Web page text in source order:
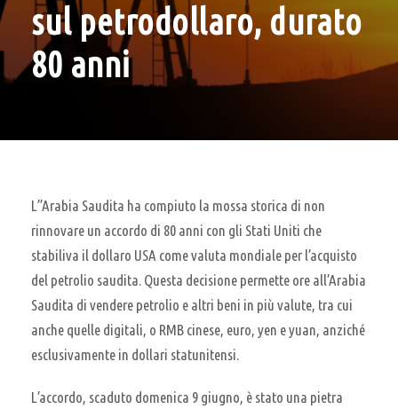
sul petrodollaro, durato
80 anni
L”Arabia Saudita ha compiuto la mossa storica di non
rinnovare un accordo di 80 anni con gli Stati Uniti che
stabiliva il dollaro USA come valuta mondiale per l’acquisto
del petrolio saudita. Questa decisione permette ore all’Arabia
Saudita di vendere petrolio e altri beni in più valute, tra cui
anche quelle digitali, o RMB cinese, euro, yen e yuan, anziché
esclusivamente in dollari statunitensi.
L’accordo, scaduto domenica 9 giugno, è stato una pietra